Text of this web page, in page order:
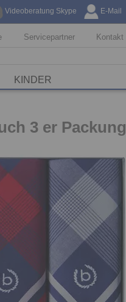
Videoberatung Skype E-Mail
Servicepartner Kontakt
KINDER
3 er Packung